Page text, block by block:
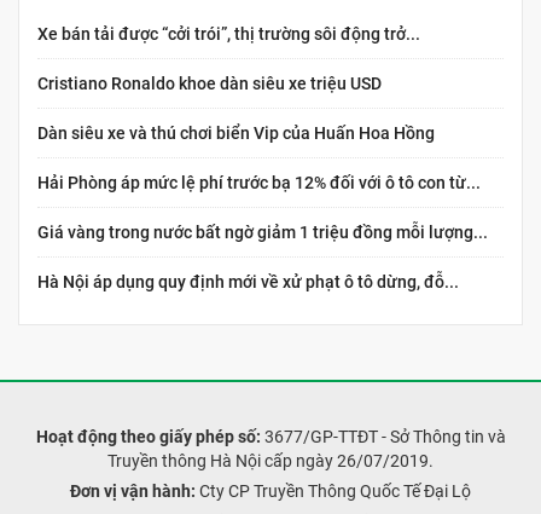
Xe bán tải được “cởi trói”, thị trường sôi động trở...
Cristiano Ronaldo khoe dàn siêu xe triệu USD
Dàn siêu xe và thú chơi biển Vip của Huấn Hoa Hồng
Hải Phòng áp mức lệ phí trước bạ 12% đối với ô tô con từ...
Giá vàng trong nước bất ngờ giảm 1 triệu đồng mỗi lượng...
Hà Nội áp dụng quy định mới về xử phạt ô tô dừng, đỗ...
Hoạt động theo giấy phép số: 3677/GP-TTĐT - Sở Thông tin và
Truyền thông Hà Nội cấp ngày 26/07/2019.
Đơn vị vận hành: Cty CP Truyền Thông Quốc Tế Đại Lộ